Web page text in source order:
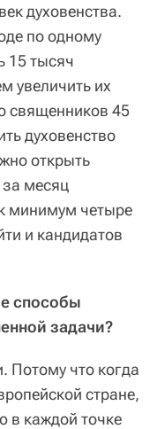
духовенства.
по одному
15 тысяч
увеличить их
священников 45
духовенство
открыть
месяц
минимум четыре
и кандидатов
способы
задачи?
что когда
стране,
в каждой точке